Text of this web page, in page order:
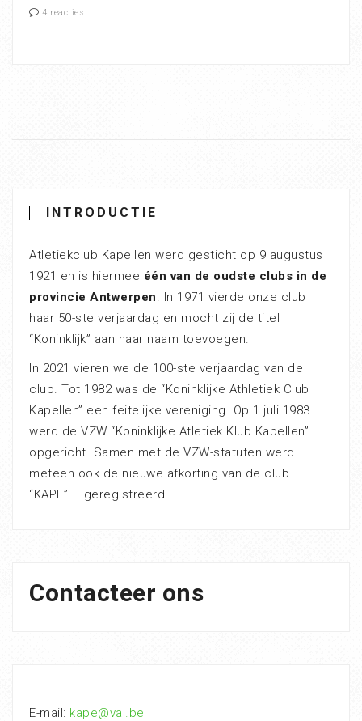
4 reacties
INTRODUCTIE
Atletiekclub Kapellen werd gesticht op 9 augustus
1921 en is hiermee één van de oudste clubs in de
provincie Antwerpen. In 1971 vierde onze club
haar 50-ste verjaardag en mocht zij de titel
“Koninklijk” aan haar naam toevoegen.
In 2021 vieren we de 100-ste verjaardag van de
club. Tot 1982 was de “Koninklijke Athletiek Club
Kapellen” een feitelijke vereniging. Op 1 juli 1983
werd de VZW “Koninklijke Atletiek Klub Kapellen”
opgericht. Samen met de VZW-statuten werd
meteen ook de nieuwe afkorting van de club –
“KAPE” – geregistreerd.
Contacteer ons
E-mail: kape@val.be